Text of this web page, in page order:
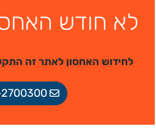
לא חודש
לחידוש האחסון לאתר זה התקשר ל 077-
077-2700300